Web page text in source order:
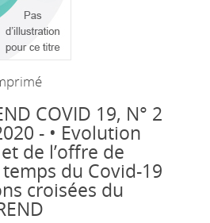
COVID 19, N° 2
- • Evolution
de l’offre de
du Covid-19
croisées du